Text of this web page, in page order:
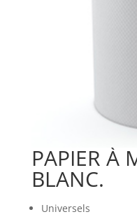
PAPIER À
BLANC.
Universels